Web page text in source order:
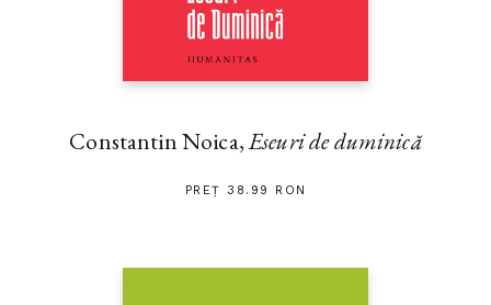
Constantin Noica,Eseuri de duminică
PREȚ 38.99 RON